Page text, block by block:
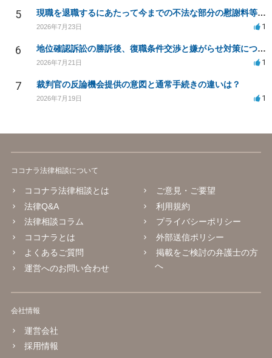
5 現職を退職するにあたって今までの不法な部分の慰謝料等は請求できるのか。
2026年7月23日 1
6 地位確認訴訟の勝訴後、復職条件交渉と嫌がらせ対策について
2026年7月21日 1
7 裁判官の反論機会提供の意図と通常手続きの違いは？
2026年7月19日 1
ココナラ法律相談について
ココナラ法律相談とは
法律Q&A
法律相談コラム
ココナラとは
よくあるご質問
運営へのお問い合わせ
ご意見・ご要望
利用規約
プライバシーポリシー
外部送信ポリシー
掲載をご検討の弁護士の方
へ
会社情報
運営会社
採用情報